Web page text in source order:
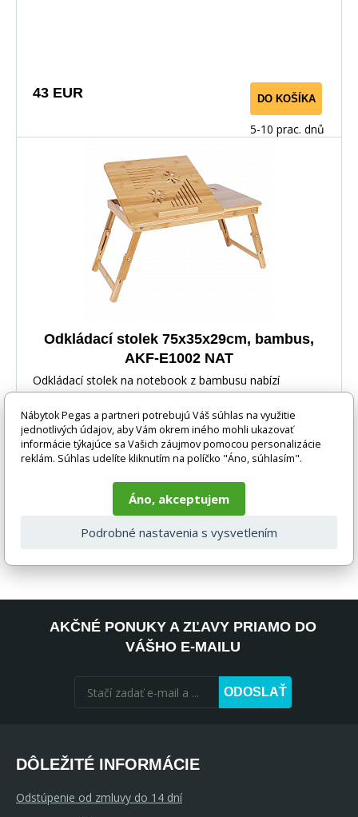
43 EUR DO KOŠÍKA
5-10 prac. dnů
Odkládací stolek 75x35x29cm, bambus,
AKF-E1002 NAT
Odkládací stolek na notebook z bambusu nabízí
AKČNÉ PONUKY A ZĽAVY PRIAMO DO
VÁŠHO E-MAILU
ODOSLAŤ
DÔLEŽITÉ INFORMÁCIE
Odstúpenie od zmluvy do 14 dní
Nábytok Pegas a partneri potrebujú Váš súhlas na využitie
jednotlivých údajov, aby Vám okrem iného mohli ukazovať
informácie týkajúce sa Vašich záujmov pomocou personalizácie
reklám. Súhlas udelíte kliknutím na políčko "Áno, súhlasím".
Áno, akceptujem
Podrobné nastavenia s vysvetlením